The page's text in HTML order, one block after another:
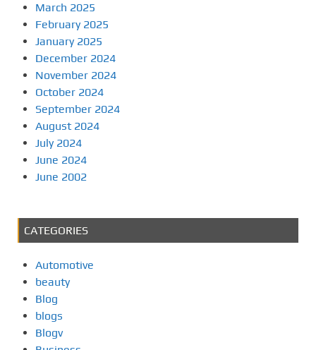
March 2025
February 2025
January 2025
December 2024
November 2024
October 2024
September 2024
August 2024
July 2024
June 2024
June 2002
CATEGORIES
Automotive
beauty
Blog
blogs
Blogv